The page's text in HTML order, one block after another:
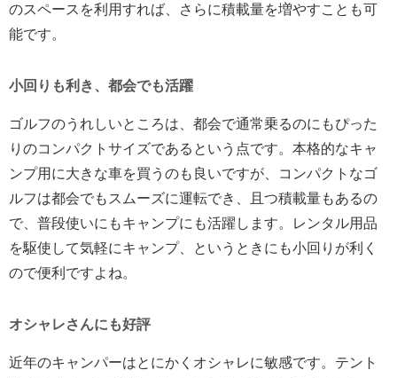
のスペースを利用すれば、さらに積載量を増やすことも可
能です。
小回りも利き、都会でも活躍
ゴルフのうれしいところは、都会で通常乗るのにもぴった
りのコンパクトサイズであるという点です。本格的なキャ
ンプ用に大きな車を買うのも良いですが、コンパクトなゴ
ルフは都会でもスムーズに運転でき、且つ積載量もあるの
で、普段使いにもキャンプにも活躍します。レンタル用品
を駆使して気軽にキャンプ、というときにも小回りが利く
ので便利ですよね。
オシャレさんにも好評
近年のキャンパーはとにかくオシャレに敏感です。テント